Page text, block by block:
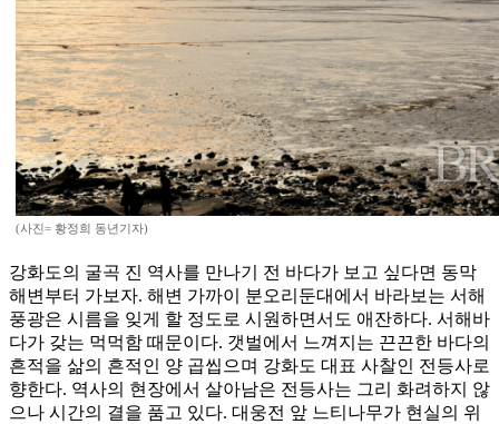
(사진= 황정희 동년기자)
강화도의 굴곡 진 역사를 만나기 전 바다가 보고 싶다면 동막
해변부터 가보자. 해변 가까이 분오리둔대에서 바라보는 서해
풍광은 시름을 잊게 할 정도로 시원하면서도 애잔하다. 서해바
다가 갖는 먹먹함 때문이다. 갯벌에서 느껴지는 끈끈한 바다의
흔적을 삶의 흔적인 양 곱씹으며 강화도 대표 사찰인 전등사로
향한다. 역사의 현장에서 살아남은 전등사는 그리 화려하지 않
으나 시간의 결을 품고 있다. 대웅전 앞 느티나무가 현실의 위